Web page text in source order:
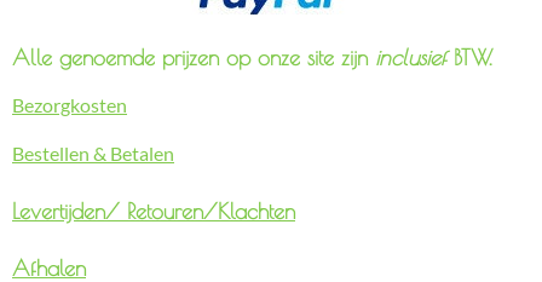
Alle genoemde prijzen op onze site zijn inclusiefBTW.
Bezorgkosten
Bestellen & Betalen
Levertijden/ Retouren/Klachten
Afhalen